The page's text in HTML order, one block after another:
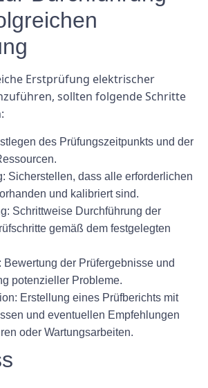
Erstprüfung elektrischer
sollten folgende Schritte
des Prüfungszeitpunkts und der
Sicherstellen, dass alle erforderlichen
und kalibriert sind.
Schrittweise Durchführung der
gemäß dem festgelegten
Bewertung der Prüfergebnisse und
potenzieller Probleme.
Erstellung eines Prüfberichts mit
und eventuellen Empfehlungen
oder Wartungsarbeiten.